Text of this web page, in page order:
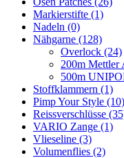
Markierstifte (1)
Nadeln (0)
Nähgarne (128)
Overlock (24)
200m Mettler
500m
Stoffklammern (1)
Pimp Your Style (10)
Reissverschlüsse
VARIO Zange (1)
Vlieseline (3)
Volumenflies (2)